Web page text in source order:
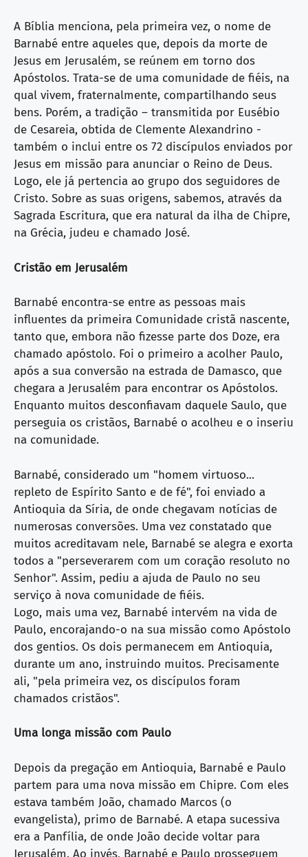
A Bíblia menciona, pela primeira vez, o nome de
Barnabé entre aqueles que, depois da morte de
Jesus em Jerusalém, se reúnem em torno dos
Apóstolos. Trata-se de uma comunidade de fiéis, na
qual vivem, fraternalmente, compartilhando seus
bens. Porém, a tradição – transmitida por Eusébio
de Cesareia, obtida de Clemente Alexandrino -
também o inclui entre os 72 discípulos enviados por
Jesus em missão para anunciar o Reino de Deus.
Logo, ele já pertencia ao grupo dos seguidores de
Cristo. Sobre as suas origens, sabemos, através da
Sagrada Escritura, que era natural da ilha de Chipre,
na Grécia, judeu e chamado José.
Cristão em Jerusalém
Barnabé encontra-se entre as pessoas mais
influentes da primeira Comunidade cristã nascente,
tanto que, embora não fizesse parte dos Doze, era
chamado apóstolo. Foi o primeiro a acolher Paulo,
após a sua conversão na estrada de Damasco, que
chegara a Jerusalém para encontrar os Apóstolos.
Enquanto muitos desconfiavam daquele Saulo, que
perseguia os cristãos, Barnabé o acolheu e o inseriu
na comunidade.
Barnabé, considerado um "homem virtuoso...
repleto de Espírito Santo e de fé", foi enviado a
Antioquia da Síria, de onde chegavam notícias de
numerosas conversões. Uma vez constatado que
muitos acreditavam nele, Barnabé se alegra e exorta
todos a "perseverarem com um coração resoluto no
Senhor". Assim, pediu a ajuda de Paulo no seu
serviço à nova comunidade de fiéis.
Logo, mais uma vez, Barnabé intervém na vida de
Paulo, encorajando-o na sua missão como Apóstolo
dos gentios. Os dois permanecem em Antioquia,
durante um ano, instruindo muitos. Precisamente
ali, "pela primeira vez, os discípulos foram
chamados cristãos".
Uma longa missão com Paulo
Depois da pregação em Antioquia, Barnabé e Paulo
partem para uma nova missão em Chipre. Com eles
estava também João, chamado Marcos (o
evangelista), primo de Barnabé. A etapa sucessiva
era a Panfília, de onde João decide voltar para
Jerusalém. Ao invés, Barnabé e Paulo prosseguem